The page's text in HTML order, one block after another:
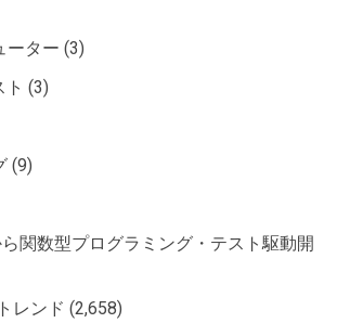
ーター (3)
(3)
(9)
関数型プログラミング・テスト駆動開
レンド (2,658)